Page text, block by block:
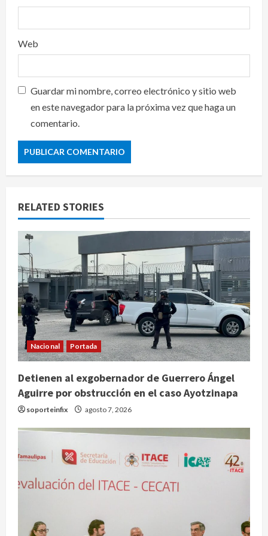
Web
Guardar mi nombre, correo electrónico y sitio web
en este navegador para la próxima vez que haga un
comentario.
RELATED STORIES
Nacional Portada
Detienen al exgobernador de Guerrero Ángel
Aguirre por obstrucción en el caso Ayotzinapa
soporteinfix agosto 7, 2026